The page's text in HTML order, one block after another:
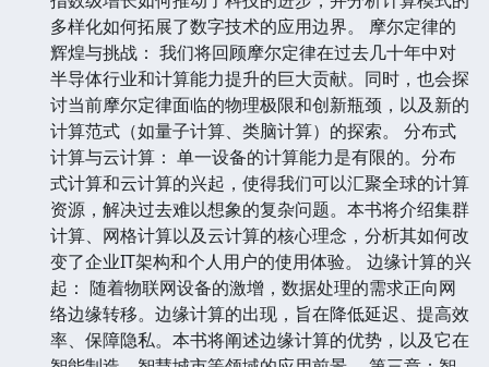
多样化如何拓展了数字技术的应用边界。 摩尔定律的
辉煌与挑战： 我们将回顾摩尔定律在过去几十年中对
半导体行业和计算能力提升的巨大贡献。同时，也会探
讨当前摩尔定律面临的物理极限和创新瓶颈，以及新的
计算范式（如量子计算、类脑计算）的探索。 分布式
计算与云计算： 单一设备的计算能力是有限的。分布
式计算和云计算的兴起，使得我们可以汇聚全球的计算
资源，解决过去难以想象的复杂问题。本书将介绍集群
计算、网格计算以及云计算的核心理念，分析其如何改
变了企业IT架构和个人用户的使用体验。 边缘计算的兴
起： 随着物联网设备的激增，数据处理的需求正向网
络边缘转移。边缘计算的出现，旨在降低延迟、提高效
率、保障隐私。本书将阐述边缘计算的优势，以及它在